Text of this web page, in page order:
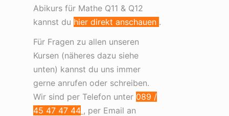
Abikurs für Mathe Q11 & Q12
kannst du hier direkt anschauen .
Für Fragen zu allen unseren
Kursen (näheres dazu siehe
unten) kannst du uns immer
gerne anrufen oder schreiben.
Wir sind per Telefon unter 089 /
45 47 47 44 , per Email an